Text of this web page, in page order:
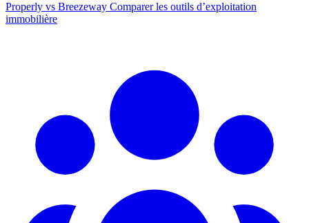
Properly vs Breezeway Comparer les outils d’exploitation
immobilière